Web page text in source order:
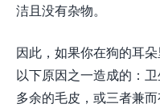
洁且没有杂物。
因此，如果你在狗的耳
以下原因之一造成的：
多余的毛皮，或三者兼而